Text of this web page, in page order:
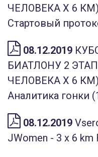
ЧЕЛОВЕКА Х 6
Стартовый
08.12.2019
БИАТЛОНУ 2
ЧЕЛОВЕКА Х 6
Аналитика гонки
08.12.2019
JWomen - 3 х 6 km